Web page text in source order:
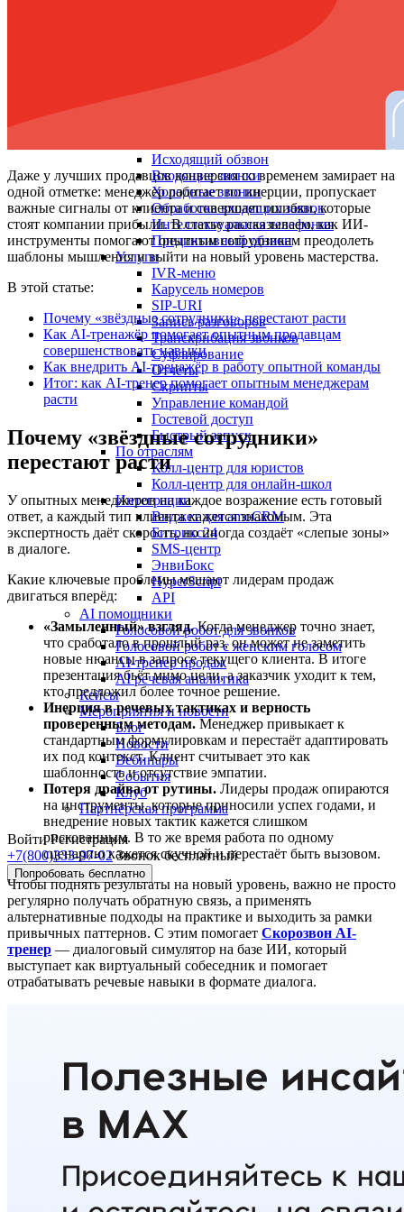
Тарифы и цены
Продукты
Исходящий обзвон
Входящие звонки
Холодные звонки
Обработка входящих заявок
Интеллектуальная телефония
Предиктивный обзвон
Услуги
IVR-меню
Карусель номеров
SIP-URI
Запись разговоров
Транскрибация звонков
Суфлирование
Отчёты
Скрипты
Управление командой
Гостевой доступ
Быстрый запуск
По отраслям
Колл-центр для юристов
Колл-центр для онлайн-школ
Интеграции
Виджет для amoCRM
Битрикс24
SMS-центр
ЭнвиБокс
HyperScript
API
AI помощники
Голосовой робот для звонков
Голосовой робот с женским голосом
AI-тренер продаж
AI речевая аналитика
Кейсы
Мероприятия и новости
Блог
Новости
Вебинары
События
Клуб
Партнёрская программа
Войти Регистрация
+7(800)333-97-02 Звонок бесплатный
Попробовать бесплатно
Даже у лучших продавцов конверсия со временем замирает на
одной отметке: менеджер работает по инерции, пропускает
важные сигналы от клиента и совершает ошибки, которые
стоят компании прибыли. В статье рассказываем, как ИИ-
инструменты помогают опытным сотрудникам преодолеть
шаблоны мышления и выйти на новый уровень мастерства.
В этой статье:
Почему «звёздные сотрудники» перестают расти
Как AI-тренажёр помогает опытным продавцам
совершенствовать навыки
Как внедрить AI-тренажёр в работу опытной команды
Итог: как AI-тренер помогает опытным менеджерам
расти
Почему «звёздные сотрудники»
перестают расти
У опытных менеджеров на каждое возражение есть готовый
ответ, а каждый тип клиента кажется знакомым. Эта
экспертность даёт скорость, но иногда создаёт «слепые зоны»
в диалоге.
Какие ключевые проблемы мешают лидерам продаж
двигаться вперёд:
«Замыленный» взгляд.Когда менеджер точно знает,
что сработало в прошлый раз, он может не заметить
новые нюансы в запросе текущего клиента. В итоге
презентация бьёт мимо цели, а заказчик уходит к тем,
кто предложил более точное решение.
Инерция в речевых тактиках и верность
проверенным методам. Менеджер привыкает к
стандартным формулировкам и перестаёт адаптировать
их под контекст. Клиент считывает это как
шаблонность и отсутствие эмпатии.
Потеря драйва от рутины. Лидеры продаж опираются
на инструменты, которые приносили успех годами, и
внедрение новых тактик кажется слишком
рискованным. В то же время работа по одному
сценарию кажется скучной и перестаёт быть вызовом.
Чтобы поднять результаты на новый уровень, важно не просто
регулярно получать обратную связь, а применять
альтернативные подходы на практике и выходить за рамки
привычных паттернов. С этим помогает Скорозвон AI-
тренер — диалоговый симулятор на базе ИИ, который
выступает как виртуальный собеседник и помогает
отрабатывать речевые навыки в формате диалога.